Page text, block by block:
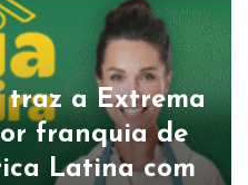
traz a Extrema
franquia de
Latina com